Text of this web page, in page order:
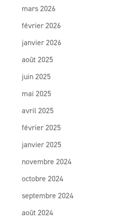
mars 2026
février 2026
janvier 2026
août 2025
juin 2025
mai 2025
avril 2025
février 2025
janvier 2025
novembre 2024
octobre 2024
septembre 2024
août 2024